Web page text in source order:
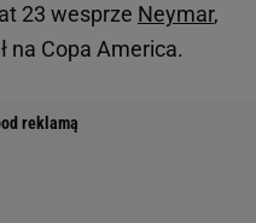
23 wesprze Neymar,
na Copa America.